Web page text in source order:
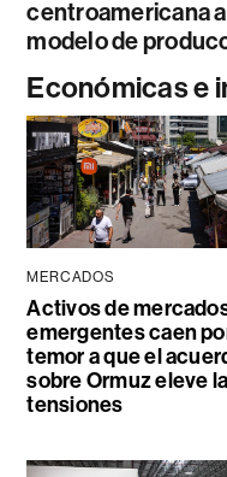
centroamericana
modelo de
Económicas e
MERCADOS
Activos de
emergentes caen
temor a que el
sobre Ormuz eleve
tensiones